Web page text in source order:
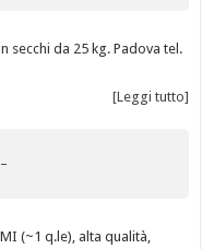
secchi da 25 kg. Padova tel.
[Leggi tutto]
(~1 q.le), alta qualità,